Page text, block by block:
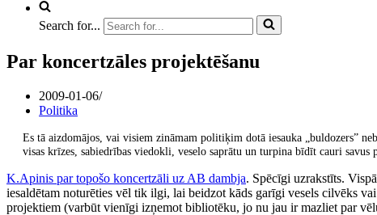
Search for...
Par koncertzāles projektēšanu
2009-01-06
Politika
Es tā aizdomājos, vai visiem zināmam politiķim dotā iesauka „buldozers”
visas krīzes, sabiedrības viedokli, veselo saprātu un turpina bīdīt cauri
K.Apinis par topošo koncertzāli uz AB dambja. Spēcīgi uzrakstīts.
iesaldētam noturēties vēl tik ilgi, lai beidzot kāds garīgi vesels cilvēks
projektiem (varbūt vienīgi izņemot bibliotēku, jo nu jau ir mazliet par